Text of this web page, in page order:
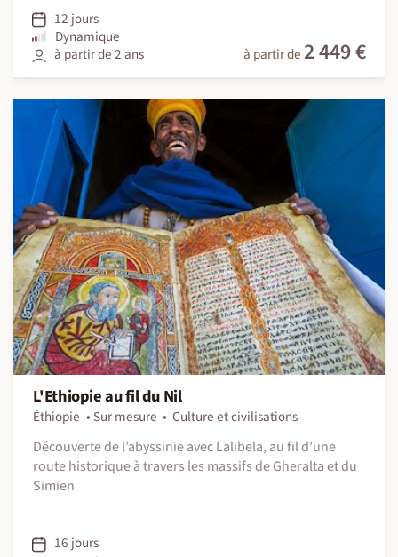
12 jours
Dynamique
à partir de 2 ans
à partir de 2 449 €
L'Ethiopie au fil du Nil
Éthiopie Sur mesure
Culture et civilisations
Découverte de l’abyssinie avec Lalibela, au fil d’une
route historique à travers les massifs de Gheralta et du
Simien
16 jours